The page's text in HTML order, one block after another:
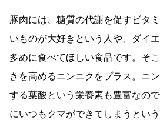
豚肉には、糖質の代謝を促すビタ
いものが大好きという人や、ダイ
多めに食べてほしい食品です。そ
きを高めるニンニクをプラス。ニ
する葉酸という栄養素も豊富なの
にいつもクマができてしまうとい